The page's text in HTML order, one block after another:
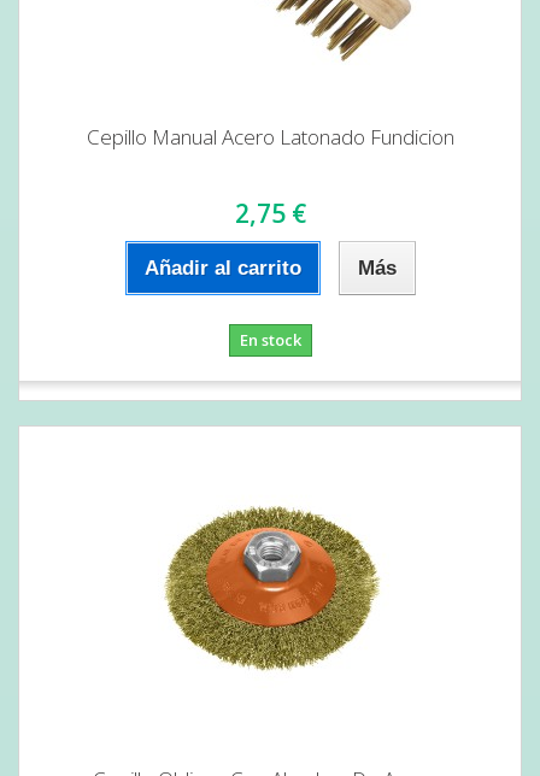
Cepillo Manual Acero Latonado Fundicion
2,75 €
Añadir al carrito Más
En stock